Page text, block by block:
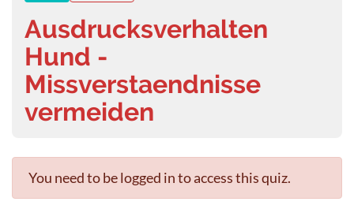
Ausdrucksverhalten
Hund -
Missverstaendnisse
vermeiden
You need to be logged in to access this quiz.